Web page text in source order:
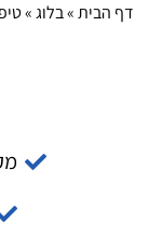
דף הבית»בלוג»